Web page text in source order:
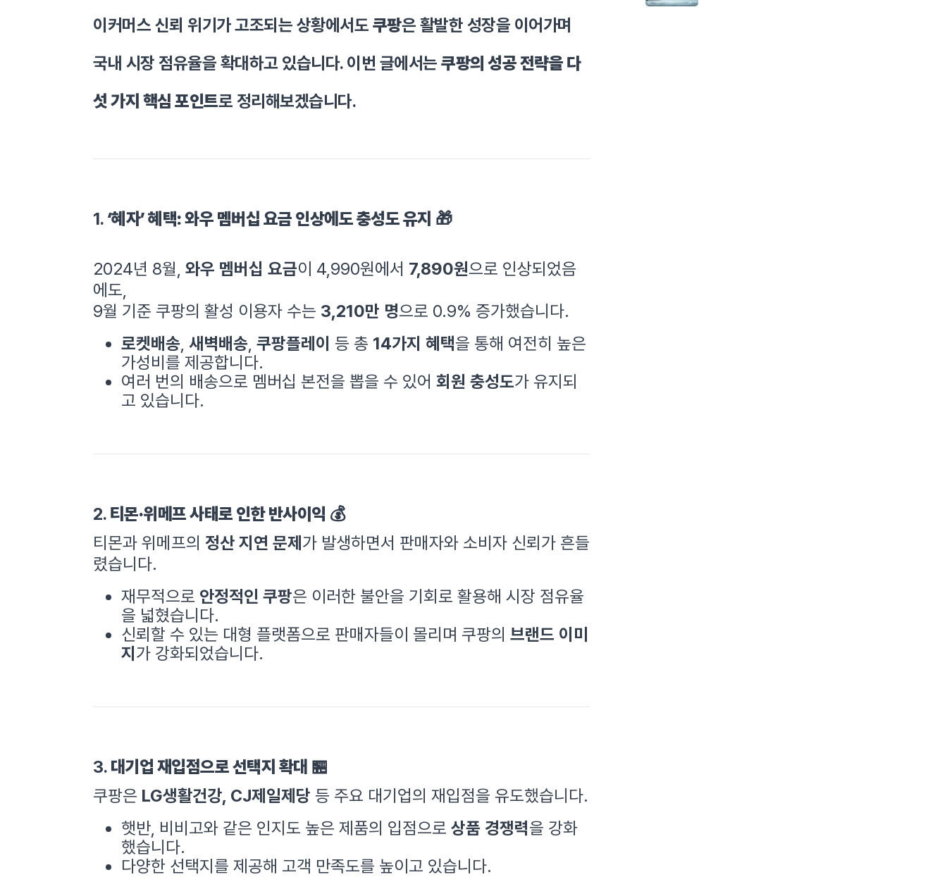
이커머스 신뢰 위기가 고조되는 상황에서도 쿠팡은 활발한 성장을 이어가며
국내 시장 점유율을 확대하고 있습니다. 이번 글에서는 쿠팡의 성공 전략을 다
섯 가지 핵심 포인트로 정리해보겠습니다.
1. ‘혜자’ 혜택: 와우 멤버십 요금 인상에도 충성도 유지 🎁
2024년 8월, 와우 멤버십 요금이 4,990원에서 7,890원으로 인상되었음
에도,
9월 기준 쿠팡의 활성 이용자 수는 3,210만 명으로 0.9% 증가했습니다.
로켓배송, 새벽배송, 쿠팡플레이 등 총 14가지 혜택을 통해 여전히 높은
가성비를 제공합니다.
여러 번의 배송으로 멤버십 본전을 뽑을 수 있어 회원 충성도가 유지되
고 있습니다.
2. 티몬·위메프 사태로 인한 반사이익 💰
티몬과 위메프의 정산 지연 문제 가 발생하면서 판매자와 소비자 신뢰가 흔들
렸습니다.
재무적으로 안정적인 쿠팡은 이러한 불안을 기회로 활용해 시장 점유율
을 넓혔습니다.
신뢰할 수 있는 대형 플랫폼으로 판매자들이 몰리며 쿠팡의 브랜드 이미
지 가 강화되었습니다.
3. 대기업 재입점으로 선택지 확대 🏪
쿠팡은 LG생활건강, CJ제일제당 등 주요 대기업의 재입점을 유도했습니다.
햇반, 비비고와 같은 인지도 높은 제품의 입점으로 상품 경쟁력을 강화
했습니다.
다양한 선택지를 제공해 고객 만족도를 높이고 있습니다.